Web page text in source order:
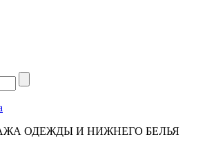
ОДЕЖДЫ И НИЖНЕГО БЕЛЬЯ